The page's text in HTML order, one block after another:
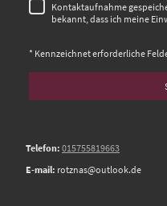
Kontaktaufnahme
bekannt, dass ich meine
* Kennzeichnet erforderliche
Telefon: 015755819663
E-mail: rotznas@outlook.de